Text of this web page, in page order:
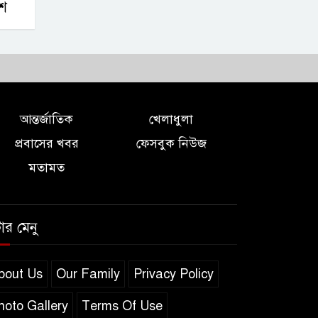
আন্তর্জাতিক
খেলাধুলা
প্রবাসের খবর
ফেসবুক নিউজ
মতামত
মেনু
Us Our Family Privacy Policy
Gallery Terms Of Use